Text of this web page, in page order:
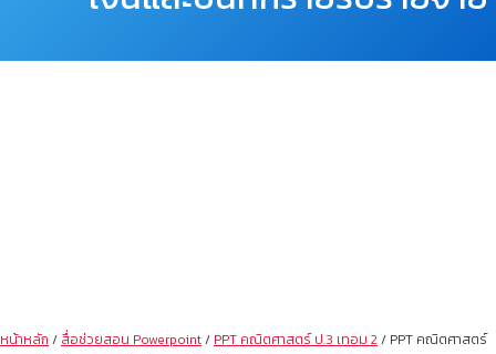
หน้าหลัก / สื่อช่วยสอน Powerpoint/ PPT คณิตศาสตร์ ป.3 เทอม 2 / PPT คณิตศาสตร์